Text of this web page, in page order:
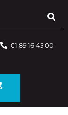
01 89 16 45 00